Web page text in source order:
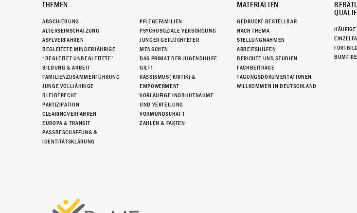
THEMEN
ABSCHIEBUNG
ALTERSEINSCHÄTZUNG
ASYLVERFAHREN
BEGLEITETE MINDERJÄHRIGE
“BEGLEITET UNBEGLEITETE”
BILDUNG & ARBEIT
FAMILIENZUSAMMENFÜHRUNG
JUNGE VOLLJÄHRIGE
BLEIBERECHT
PARTIZIPATION
CLEARINGVERFAHREN
EUROPA & TRANSIT
PASSBESCHAFFUNG &
IDENTITÄTSKLÄRUNG
PFLEGEFAMILIEN
PSYCHOSOZIALE VERSORGUNG
JUNGER GEFLÜCHTETER
MENSCHEN
DAS PRIMAT DER JUGENDHILFE
GILT!
RASSISMUS(-KRITIK) &
EMPOWERMENT
VORLÄUFIGE INOBHUTNAHME
UND VERTEILUNG
VORMUNDSCHAFT
ZAHLEN & FAKTEN
MATERIALIEN
GEDRUCKT BESTELLBAR
NACH THEMA
STELLUNGNAHMEN
ARBEITSHILFEN
BERICHTE UND STUDIEN
FACHBEITRÄGE
TAGUNGSDOKUMENTATIONEN
WILLKOMMEN IN DEUTSCHLAND
BUMF-